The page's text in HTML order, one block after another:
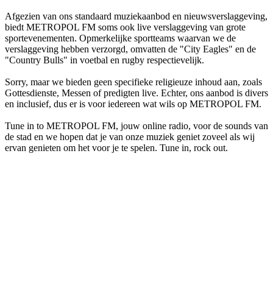
Afgezien van ons standaard muziekaanbod en nieuwsverslaggeving,
biedt METROPOL FM soms ook live verslaggeving van grote
sportevenementen. Opmerkelijke sportteams waarvan we de
verslaggeving hebben verzorgd, omvatten de "City Eagles" en de
"Country Bulls" in voetbal en rugby respectievelijk.
Sorry, maar we bieden geen specifieke religieuze inhoud aan, zoals
Gottesdienste, Messen of predigten live. Echter, ons aanbod is divers
en inclusief, dus er is voor iedereen wat wils op METROPOL FM.
Tune in to METROPOL FM, jouw online radio, voor de sounds van
de stad en we hopen dat je van onze muziek geniet zoveel als wij
ervan genieten om het voor je te spelen. Tune in, rock out.